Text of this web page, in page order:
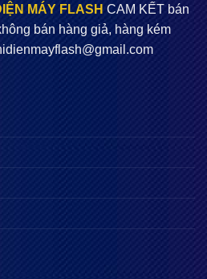
MÁY FLASH CAM KẾT bán
bán hàng giả, hàng kém